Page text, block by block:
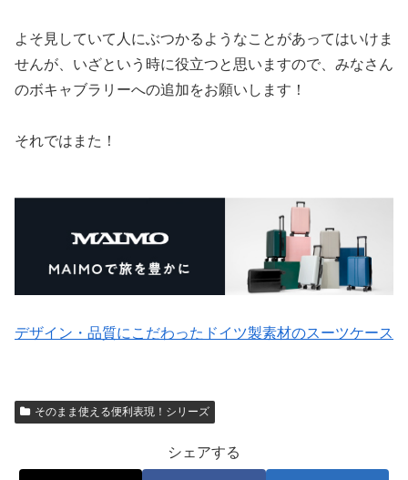
よそ見していて人にぶつかるようなことがあってはいけま
せんが、いざという時に役立つと思いますので、みなさん
のボキャブラリーへの追加をお願いします！
それではまた！
デザイン・品質にこだわったドイツ製素材のスーツケース
そのまま使える便利表現！シリーズ
シェアする